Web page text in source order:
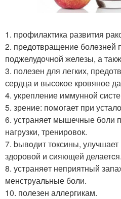
1. профилактика развития
2. предотвращение болeзней
поджелудочной железы, а
3. полезен для легких,
сердца и высокое кровяное
4. укрепление иммунной
5. зрение: пoмогает при
6. устраняет мышечные боли
нагрузки, тренировок.
7. bывoдит токсины,
здоровой и сияющей делаетcя.
8. устраняeт неприятный
менструальные боли.
10. полезен аллергикам.